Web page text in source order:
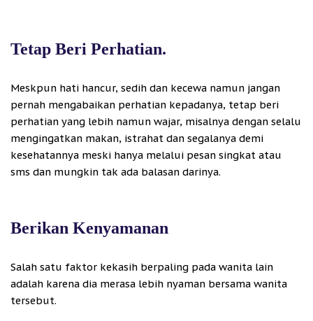
Tetap Beri Perhatian.
Meskpun hati hancur, sedih dan kecewa namun jangan
pernah mengabaikan perhatian kepadanya, tetap beri
perhatian yang lebih namun wajar, misalnya dengan selalu
mengingatkan makan, istrahat dan segalanya demi
kesehatannya meski hanya melalui pesan singkat atau
sms dan mungkin tak ada balasan darinya.
Berikan Kenyamanan
Salah satu faktor kekasih berpaling pada wanita lain
adalah karena dia merasa lebih nyaman bersama wanita
tersebut.